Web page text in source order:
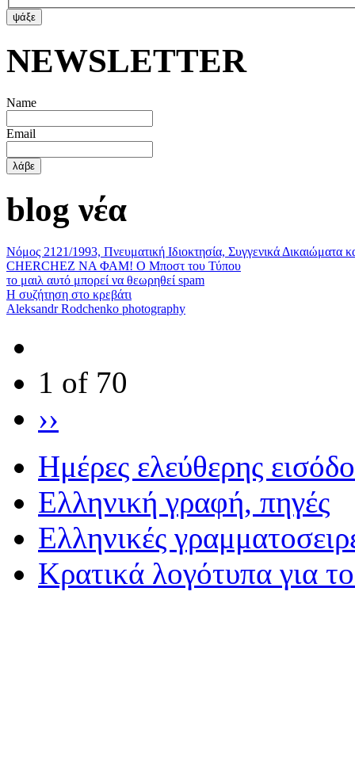
ΝΕWSLETTER
Name
Email
blog νέα
Νόμος 2121/1993, Πνευματική Ιδιοκτησία, Συγγενικά Δικαιώματα
CHERCHEZ ΝΑ ΦΑΜ! Ο Μποστ του Τύπου
το μαιλ αυτό μπορεί να θεωρηθεί spam
Η συζήτηση στο κρεβάτι
Aleksandr Rodchenko photography
1 of 70
››
Ημέρες ελεύθερης
Eλληνική γραφή, πηγές
Ελληνικές
Κρατικά λογότυπα για